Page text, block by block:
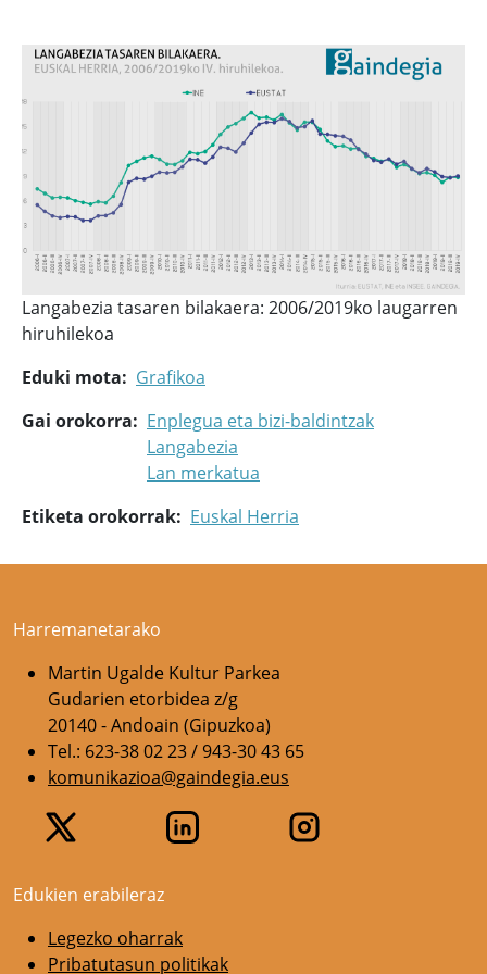
Langabezia tasaren bilakaera: 2006/2019ko laugarren
hiruhilekoa
Eduki mota
Grafikoa
Gai orokorra
Enplegua eta bizi-baldintzak
Langabezia
Lan merkatua
Etiketa orokorrak
Euskal Herria
Harremanetarako
Martin Ugalde Kultur Parkea
Gudarien etorbidea z/g
20140 - Andoain (Gipuzkoa)
Tel.: 623-38 02 23 / 943-30 43 65
komunikazioa@gaindegia.eus
Edukien erabileraz
Legezko oharrak
Pribatutasun politikak